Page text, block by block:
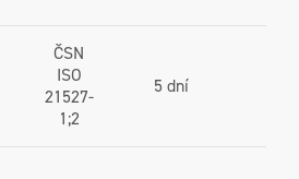
ČSN
ISO
21527-
1;2
5 dní